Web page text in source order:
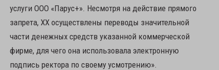
услуги ООО «Парус+». Несмотря на действие прямого
запрета, ХХ осуществлены переводы значительной
части денежных средств указанной коммерческой
фирме, для чего она использовала электронную
подпись ректора по своему усмотрению».